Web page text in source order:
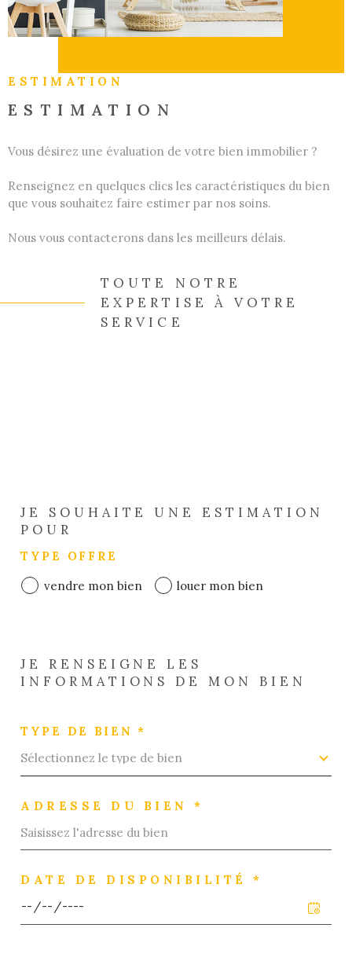
NOUS
ESTIMATION
ESTIMATION
Vous désirez une évaluation de votre bien immobilier ?
Renseignez en quelques clics les caractéristiques du bien
que vous souhaitez faire estimer par nos soins.
Nous vous contacterons dans les meilleurs délais.
TOUTE NOTRE
EXPERTISE À VOTRE
SERVICE
JE SOUHAITE UNE ESTIMATION
POUR
TYPE OFFRE
vendre mon bien
louer mon bien
JE RENSEIGNE LES
INFORMATIONS DE MON BIEN
TYPE DE BIEN *
Sélectionnez le type de bien
ADRESSE DU BIEN *
DATE DE DISPONIBILITÉ *